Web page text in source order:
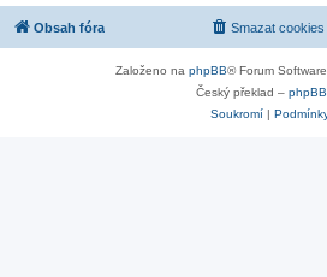
Obsah fóra Smazat cookies
Založeno na phpBB® Forum
Český překlad –
Soukromí|